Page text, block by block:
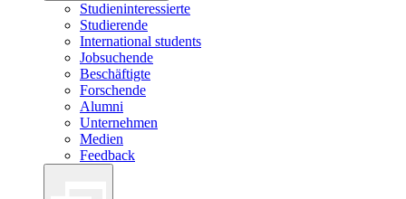
Studieninteressierte
Studierende
International students
Jobsuchende
Beschäftigte
Forschende
Alumni
Unternehmen
Medien
Feedback